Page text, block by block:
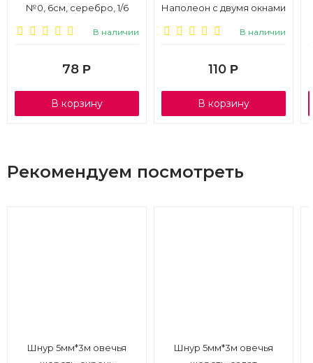
№0, 6см, серебро, 1/6
В наличии
78 Р
В корзину
Наполеон с двумя окнами
В наличии
110 Р
В корзину
Рекомендуем посмотреть
Шнур 5мм*3м овечья
Шнур 5мм*3м овечья